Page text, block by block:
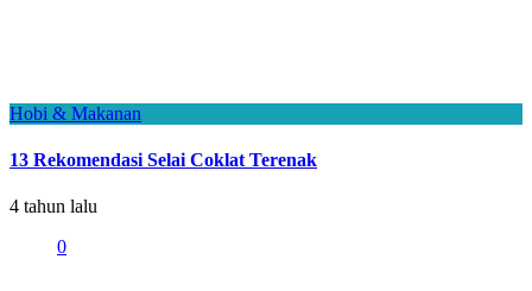
Hobi & Makanan
13 Rekomendasi Selai Coklat Terenak
4 tahun lalu
0